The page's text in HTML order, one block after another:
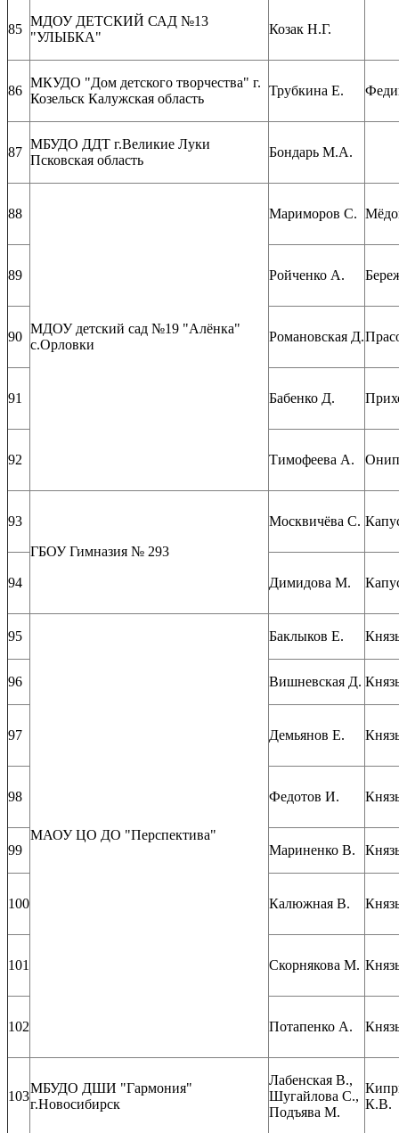
85
МДОУ ДЕТСКИЙ САД №13
"УЛЫБКА"
Козак Н.Г.
86
МКУДО "Дом детского творчества" г.
Козельск Калужская область
Трубкина Е.
87
МБУДО ДДТ г.Великие Луки
Псковская область
Бондарь М.А.
88
МДОУ детский сад №19 "Алёнка"
с.Орловки
Мариморов С.
89 Ройченко А.
90 Романовская Д.
91 Бабенко Д.
92 Тимофеева А.
93
ГБОУ Гимназия № 293
Москвичёва С.
94 Димидова М.
95
МАОУ ЦО ДО "Перспектива"
Баклыков Е.
96 Вишневская Д.
97 Демьянов Е.
98 Федотов И.
99 Мариненко В.
100 Калюжная В.
101 Скорнякова М.
102 Потапенко А.
103
МБУДО ДШИ "Гармония"
г.Новосибирск
Лабенская В.,
Шугайлова С.,
Подъява М.
К.В.